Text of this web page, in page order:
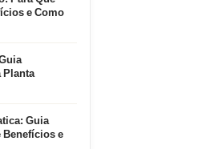
e Como
Planta
Guia
e